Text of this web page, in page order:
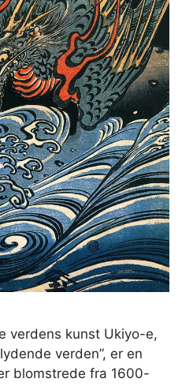
verdens kunst Ukiyo-e,
verden”, er en
blomstrede fra 1600-